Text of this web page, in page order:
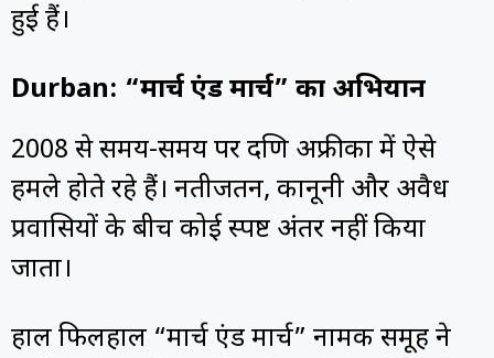
हुई हैं।
Durban: “मार्च एंड मार्च” का अभियान
2008 से समय-समय पर दक्षिण अफ्रीका में ऐसे
हमले होते रहे हैं। नतीजतन, कानूनी और अवैध
प्रवासियों के बीच कोई स्पष्ट अंतर नहीं किया
जाता।
हाल फिलहाल “मार्च एंड मार्च” नामक समूह ने